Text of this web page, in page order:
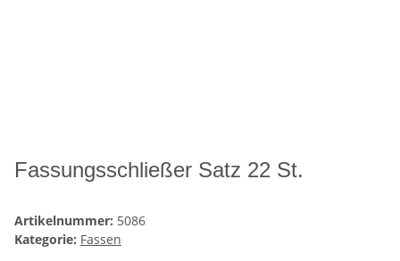
Fassungsschließer Satz 22 St.
Artikelnummer: 5086
Kategorie: Fassen